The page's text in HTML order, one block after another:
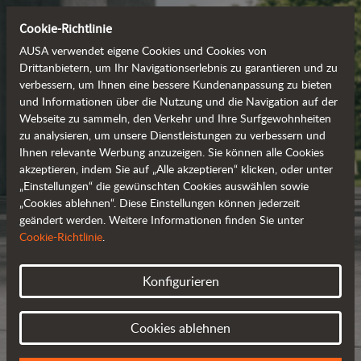
Cookie-Richtlinie
AUSA verwendet eigene Cookies und Cookies von
Drittanbietern, um Ihr Navigationserlebnis zu garantieren und zu
verbessern, um Ihnen eine bessere Kundenanpassung zu bieten
und Informationen über die Nutzung und die Navigation auf der
Webseite zu sammeln, den Verkehr und Ihre Surfgewohnheiten
zu analysieren, um unsere Dienstleistungen zu verbessern und
Ihnen relevante Werbung anzuzeigen. Sie können alle Cookies
akzeptieren, indem Sie auf „Alle akzeptieren“ klicken, oder unter
„Einstellungen“ die gewünschten Cookies auswählen sowie
„Cookies ablehnen“. Diese Einstellungen können jederzeit
geändert werden. Weitere Informationen finden Sie unter
Cookie-Richtlinie.
Konfigurieren
Cookies ablehnen